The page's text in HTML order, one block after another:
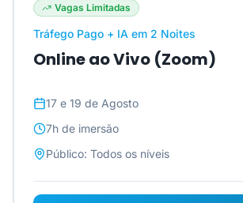
Vagas Limitadas
Tráfego Pago + IA em 2 Noites
Online ao Vivo (Zoom)
17 e 19 de Agosto
7h de imersão
Público: Todos os níveis